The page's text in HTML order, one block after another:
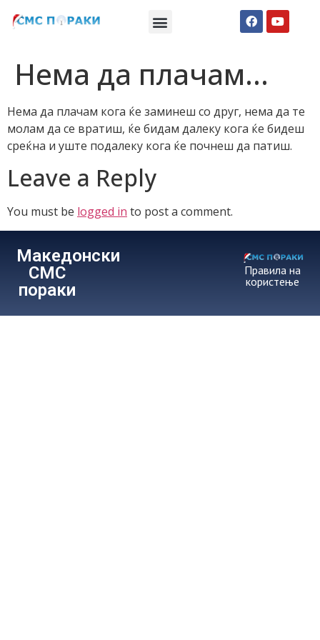
Нема да плачам…
Нема да плачам кога ќе заминеш со друг, нема да те
молам да се вратиш, ќе бидам далеку кога ќе бидеш
среќна и уште подалеку кога ќе почнеш да патиш.
Leave a Reply
You must be logged in to post a comment.
Македонски
СМС
пораки
Правила на
користење